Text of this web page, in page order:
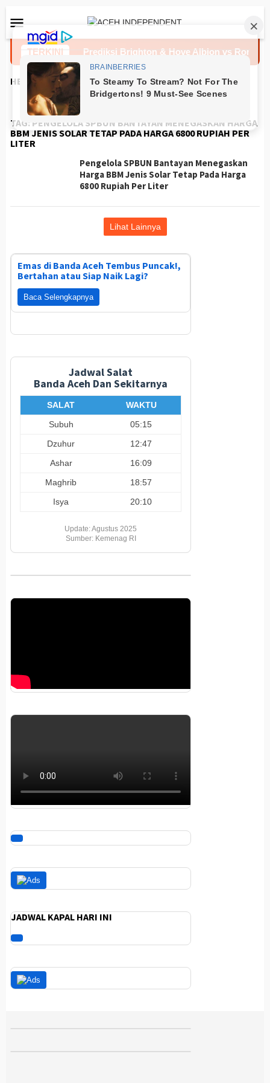
ke
kontenMobile
TERKINI
2026 Prediksi Brighton & Hove Albion vs Roma 8
HEADLINES
TAG: PENGELOLA SPBUN BANTAYAN MENEGASKAN HARGA
BBM JENIS SOLAR TETAP PADA HARGA 6800 RUPIAH PER
LITER
Pengelola SPBUN Bantayan Menegaskan
Harga BBM Jenis Solar Tetap Pada Harga
6800 Rupiah Per Liter
Lihat Lainnya
Emas di Banda Aceh Tembus Puncak!,
Bertahan atau Siap Naik Lagi?
Baca Selengkapnya
Jadwal Salat
Banda Aceh Dan Sekitarnya
SALAT
WAKTU
Subuh
05:15
Dzuhur
12:47
Ashar
16:09
Maghrib
18:57
Isya
20:10
Update: Agustus 2025
Sumber: Kemenag RI
JADWAL KAPAL HARI INI